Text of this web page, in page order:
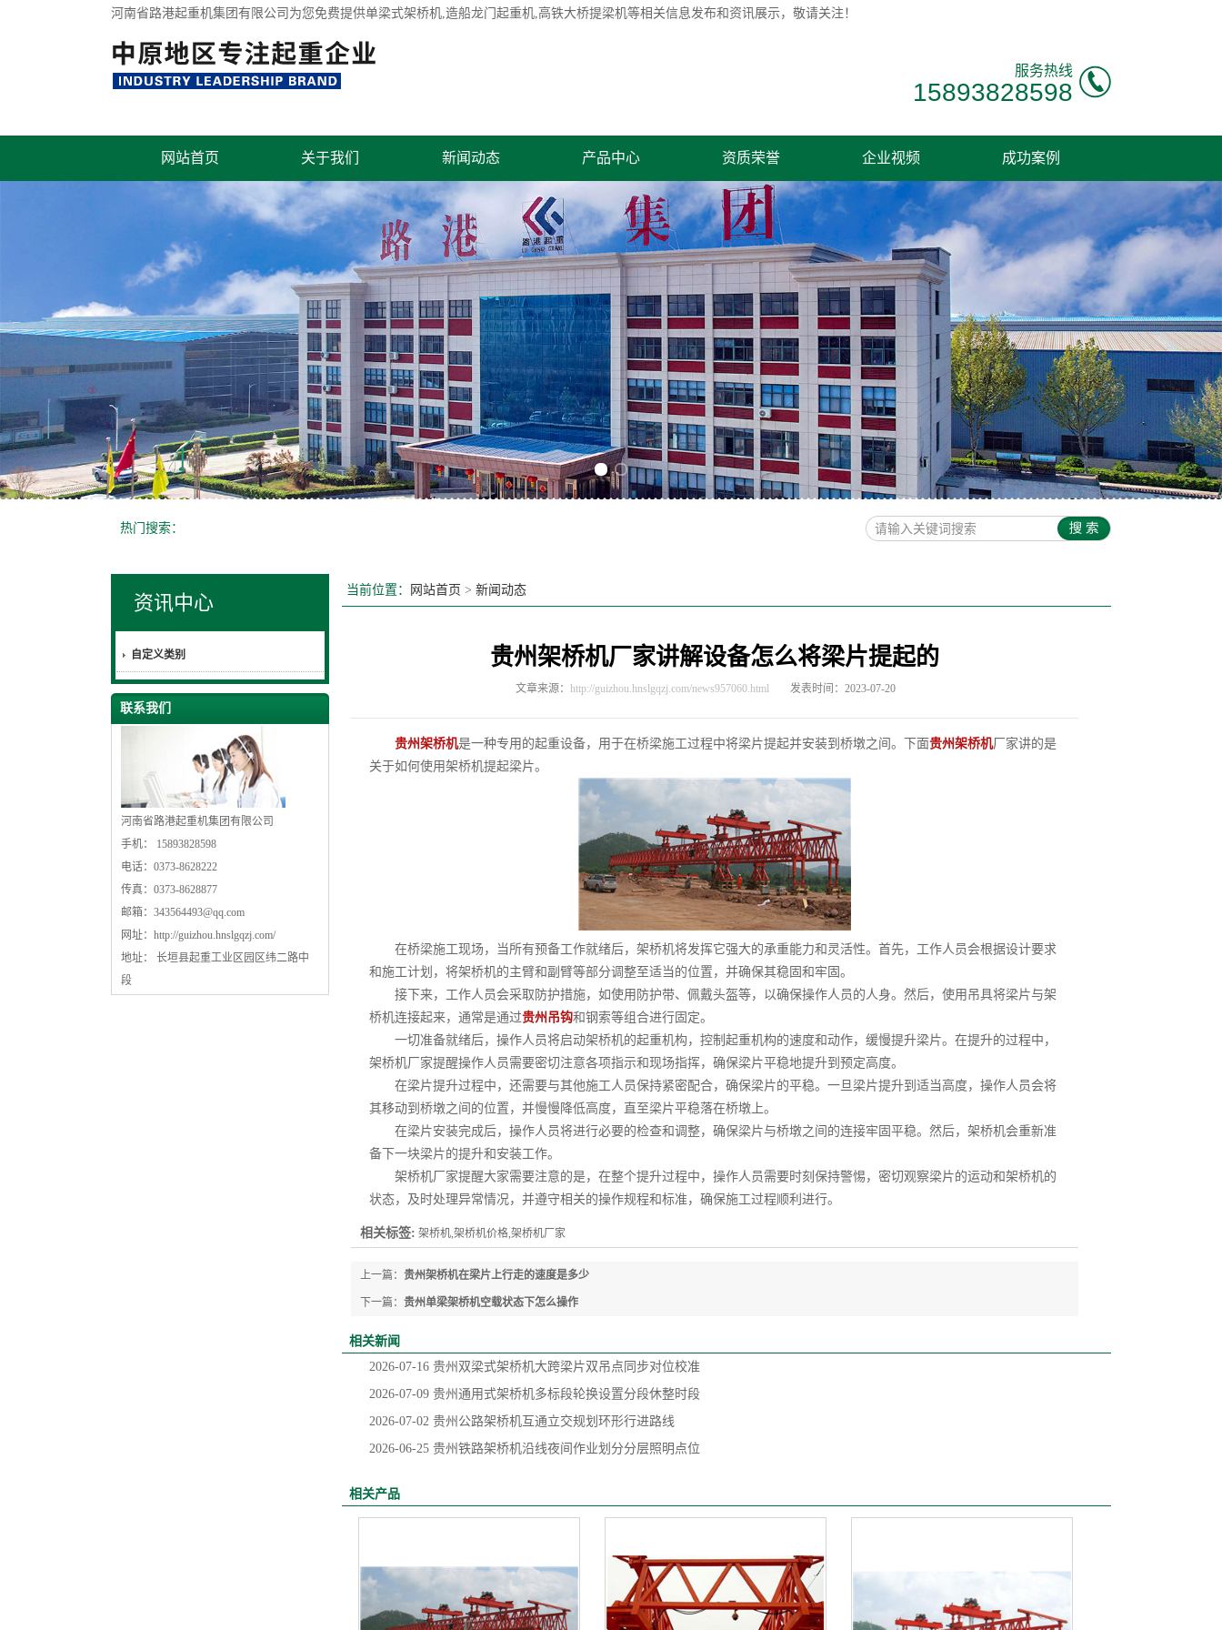
河南省路港起重机集团有限公司为您免费提供单梁式架桥机,造船龙门起重机,高铁大桥提梁机等相关信息发布和资讯展示，敬请关注！
服务热线
15893828598
网站首页 关于我们 新闻动态 产品中心 资质荣誉 企业视频 成功案例
联系我们
热门搜索：
资讯中心
自定义类别
联系我们
河南省路港起重机集团有限公司
手机： 15893828598
电话：0373-8628222
传真：0373-8628877
邮箱： 343564493@qq.com
网址： http://guizhou.hnslgqzj.com/
地址： 长垣县起重工业区园区纬二路中
段
当前位置： 网站首页 > 新闻动态
贵州架桥机厂家讲解设备怎么将梁片提起的
文章来源： http://guizhou.hnslgqzj.com/news957060.html 发表时间：2023-07-20
贵州架桥机是一种专用的起重设备，用于在桥梁施工过程中将梁片提起并安装到桥墩之间。下面贵州架桥机厂家讲的是
关于如何使用架桥机提起梁片。
在桥梁施工现场，当所有预备工作就绪后，架桥机将发挥它强大的承重能力和灵活性。首先，工作人员会根据设计要求
和施工计划，将架桥机的主臂和副臂等部分调整至适当的位置，并确保其稳固和牢固。
接下来，工作人员会采取防护措施，如使用防护带、佩戴头盔等，以确保操作人员的人身。然后，使用吊具将梁片与架
桥机连接起来，通常是通过贵州吊钩和钢索等组合进行固定。
一切准备就绪后，操作人员将启动架桥机的起重机构，控制起重机构的速度和动作，缓慢提升梁片。在提升的过程中，
架桥机厂家提醒操作人员需要密切注意各项指示和现场指挥，确保梁片平稳地提升到预定高度。
在梁片提升过程中，还需要与其他施工人员保持紧密配合，确保梁片的平稳。一旦梁片提升到适当高度，操作人员会将
其移动到桥墩之间的位置，并慢慢降低高度，直至梁片平稳落在桥墩上。
在梁片安装完成后，操作人员将进行必要的检查和调整，确保梁片与桥墩之间的连接牢固平稳。然后，架桥机会重新准
备下一块梁片的提升和安装工作。
架桥机厂家提醒大家需要注意的是，在整个提升过程中，操作人员需要时刻保持警惕，密切观察梁片的运动和架桥机的
状态，及时处理异常情况，并遵守相关的操作规程和标准，确保施工过程顺利进行。
相关标签: 架桥机,架桥机价格,架桥机厂家
上一篇： 贵州架桥机在梁片上行走的速度是多少
下一篇： 贵州单梁架桥机空载状态下怎么操作
相关新闻
2026-07-16 贵州双梁式架桥机大跨梁片双吊点同步对位校准
2026-07-09 贵州通用式架桥机多标段轮换设置分段休整时段
2026-07-02 贵州公路架桥机互通立交规划环形行进路线
2026-06-25 贵州铁路架桥机沿线夜间作业划分分层照明点位
相关产品